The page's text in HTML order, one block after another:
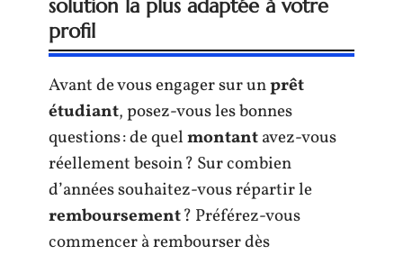
solution la plus adaptée à votre
profil
Avant de vous engager sur unprêt
étudiant, posez-vous les bonnes
questions : de quelmontantavez-vous
réellement besoin ? Sur combien
d’années souhaitez-vous répartir le
remboursement? Préférez-vous
commencer à rembourser dès